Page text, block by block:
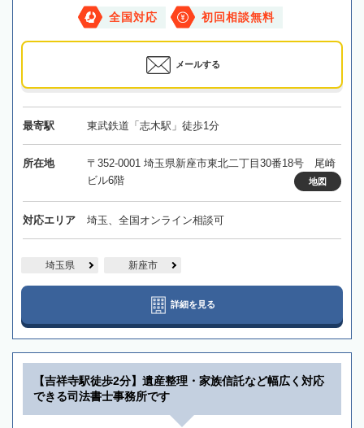
全国対応 初回相談無料
メールする
最寄駅 東武鉄道「志木駅」徒歩1分
所在地
〒352-0001 埼玉県新座市東北二丁目30番18号 尾崎
ビル6階
地図
対応エリア 埼玉、全国オンライン相談可
埼玉県 新座市
詳細を見る
【吉祥寺駅徒歩2分】遺産整理・家族信託など幅広く対応
できる司法書士事務所です